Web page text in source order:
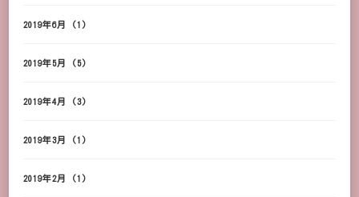
2019年6月 (1)
2019年5月 (5)
2019年4月 (3)
2019年3月 (1)
2019年2月 (1)